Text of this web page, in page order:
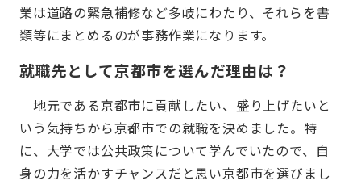
業は道路の緊急補修など多岐にわたり、それらを書
類等にまとめるのが事務作業になります。
就職先として京都市を選んだ理由は？
地元である京都市に貢献したい、盛り上げたいと
いう気持ちから京都市での就職を決めました。特
に、大学では公共政策について学んでいたので、自
身の力を活かすチャンスだと思い京都市を選びまし